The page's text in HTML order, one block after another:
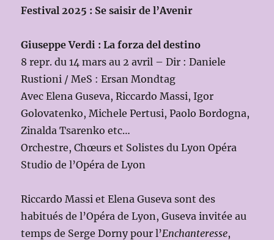
Festival 2025 : Se saisir de l’Avenir
Giuseppe Verdi : La forza del destino
8 repr. du 14 mars au 2 avril – Dir : Daniele
Rustioni / MeS : Ersan Mondtag
Avec Elena Guseva, Riccardo Massi, Igor
Golovatenko, Michele Pertusi, Paolo Bordogna,
Zinalda Tsarenko etc…
Orchestre, Chœurs et Solistes du Lyon Opéra
Studio de l’Opéra de Lyon
Riccardo Massi et Elena Guseva sont des
habitués de l’Opéra de Lyon, Guseva invitée au
temps de Serge Dorny pour l’Enchanteresse,